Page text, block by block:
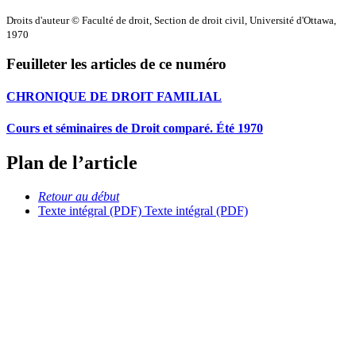
Droits d'auteur © Faculté de droit, Section de droit civil, Université d'Ottawa,
1970
Feuilleter les articles de ce numéro
CHRONIQUE DE DROIT FAMILIAL
Cours et séminaires de Droit comparé. Été 1970
Plan de l’article
Retour au début
Texte intégral (PDF) Texte intégral (PDF)